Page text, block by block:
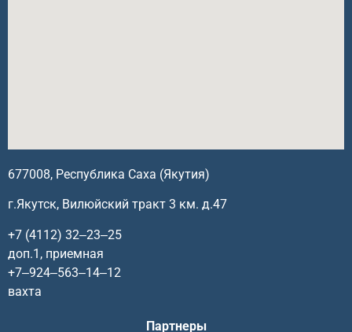
677008, Республика Саха (Якутия)
г.Якутск, Вилюйский тракт 3 км. д.47
+7 (4112) 32‒23‒25
доп.1, приемная
+7‒924‒563‒14‒12
вахта
Партнеры